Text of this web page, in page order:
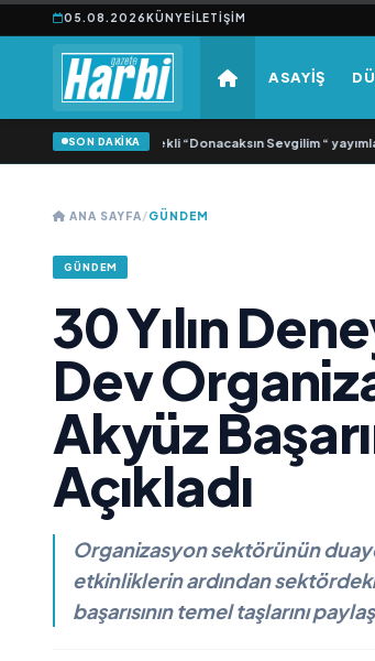
05.08.2026KÜNYEİLETIŞIM
ASAYİŞ
SON DAKİKA
‘dan İkinci Tekli “Donacaksın Sevgilim “ yayımlandı•
ANA SAYFA/GÜNDEM
GÜNDEM
30 Yılın
Dev
Akyüz
Açıkladı
Organizasyon sektörünün
etkinliklerin ardından
başarısının temel taşlarını